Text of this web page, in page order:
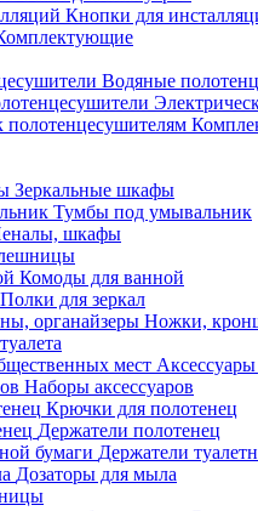
Кнопки для
Водяные
Зеркальные шкафы
Тумбы под умывальник
шкафы
Комоды для ванной
Полки для зеркал
Ножки,
Наборы аксессуаров
Крючки для полотенец
Держатели полотенец
Держатели
Дозаторы для мыла